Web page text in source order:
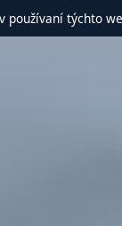
používaní týchto